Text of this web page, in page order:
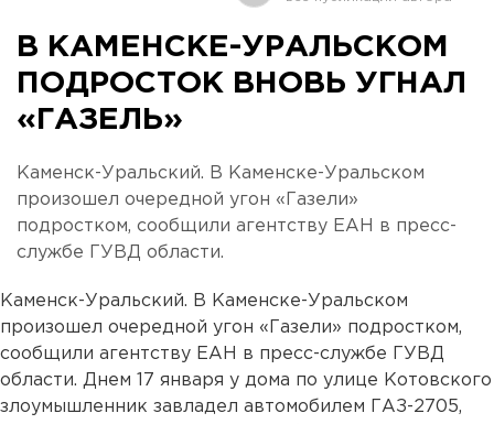
В КАМЕНСКЕ-УРАЛЬСКОМ
ПОДРОСТОК ВНОВЬ УГНАЛ
«ГАЗЕЛЬ»
Каменск-Уральский. В Каменске-Уральском
произошел очередной угон «Газели»
подростком, сообщили агентству ЕАН в пресс-
службе ГУВД области.
Каменск-Уральский. В Каменске-Уральском
произошел очередной угон «Газели» подростком,
сообщили агентству ЕАН в пресс-службе ГУВД
области. Днем 17 января у дома по улице Котовского
злоумышленник завладел автомобилем ГАЗ-2705,